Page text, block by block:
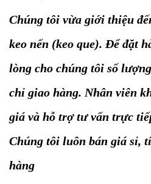
Chúng tôi vừa giới thiệu
keo nến (keo que). Để đặt
lòng cho chúng tôi số
chỉ giao hàng. Nhân viên
giá và hỗ trợ tư vấn trực
Chúng tôi luôn bán giá sỉ,
hàng